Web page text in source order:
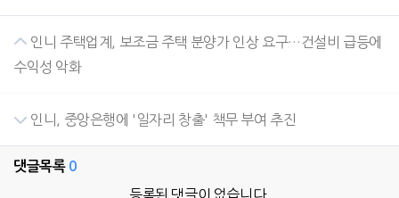
인니 주택업계, 보조금 주택 분양가 인상 요구…건설비 급등에
수익성 악화
인니, 중앙은행에 '일자리 창출' 책무 부여 추진
댓글목록 0
등록된 댓글이 없습니다.